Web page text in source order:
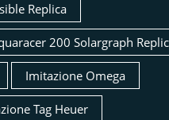
Replica
200 Solargraph
Imitazione Omega
Tag Heuer